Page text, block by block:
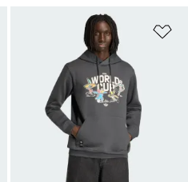
Přidat do seznamu přání